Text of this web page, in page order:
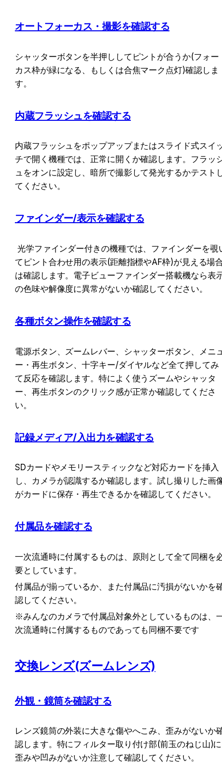
オートフォーカス・撮影を確認する
シャッターボタンを半押ししてピントが合うか(フォー
カス枠が緑になる、もしくは合焦マーク点灯)確認しま
す。
内蔵フラッシュを確認する
内蔵フラッシュをポップアップまたはスライド式スイ
チで開く機種では、正常に開くか確認します。フラッ
ュをオンに設定し、暗所で撮影して発光するかテスト
てください。
ファインダー/表示を確認する
てピント合わせ用の表示(距離指標やAF枠)が見える場
は確認します。電子ビューファインダー搭載機なら表
の色味や解像度に異常がないか確認してください。
各種ボタン操作を確認する
電源ボタン、ズームレバー、シャッターボタン、メニ
ー・再生ボタン、十字キー/ダイヤルなど全て押してみ
て反応を確認します。特によく使うズームやシャッタ
ー、再生ボタンのクリック感が正常か確認してくださ
い。
記録メディア/入出力を確認する
SDカードやメモリースティックなど対応カードを挿入
し、カメラが認識するか確認します。試し撮りした画
がカードに保存・再生できるかを確認してください。
付属品を確認する
一次流通時に付属するものは、原則として全て同梱を
要としています。
付属品が揃っているか、また付属品に汚損がないかを
認してください。
※みんなのカメラで付属品対象外としているものは、
次流通時に付属するものであっても同梱不要です
交換レンズ(ズームレンズ)
外観・鏡筒を確認する
レンズ鏡筒の外装に大きな傷やへこみ、歪みがないか
認します。特にフィルター取り付け部(前玉のねじ山)に
歪みや凹みがないか注意して確認してください。